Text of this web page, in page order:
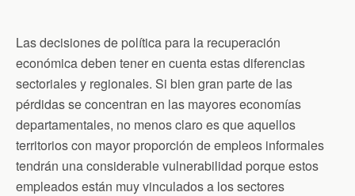
Las decisiones de política para la recuperación
económica deben tener en cuenta estas diferencias
sectoriales y regionales. Si bien gran parte de las
pérdidas se concentran en las mayores economías
departamentales, no menos claro es que aquellos
territorios con mayor proporción de empleos informales
tendrán una considerable vulnerabilidad porque estos
empleados están muy vinculados a los sectores